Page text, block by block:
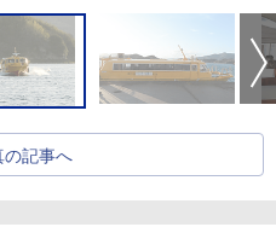
の記事へ